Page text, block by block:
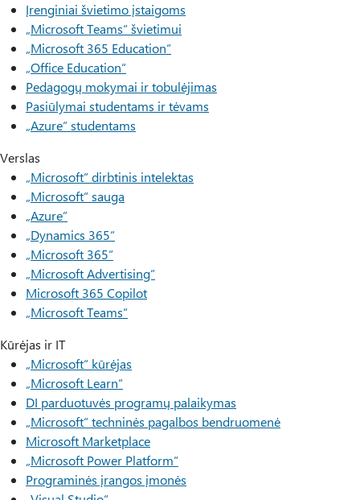
Įrenginiai švietimo įstaigoms
„Microsoft Teams“ švietimui
„Microsoft 365 Education“
„Office Education“
Pedagogų mokymai ir tobulėjimas
Pasiūlymai studentams ir tėvams
„Azure“ studentams
Verslas
„Microsoft“ dirbtinis intelektas
„Microsoft“ sauga
„Azure”
„Dynamics 365“
„Microsoft 365“
„Microsoft Advertising“
Microsoft 365 Copilot
„Microsoft Teams“
Kūrėjas ir IT
„Microsoft“ kūrėjas
„Microsoft Learn“
DI parduotuvės programų palaikymas
„Microsoft“ techninės pagalbos bendruomenė
Microsoft Marketplace
„Microsoft Power Platform“
Programinės įrangos įmonės